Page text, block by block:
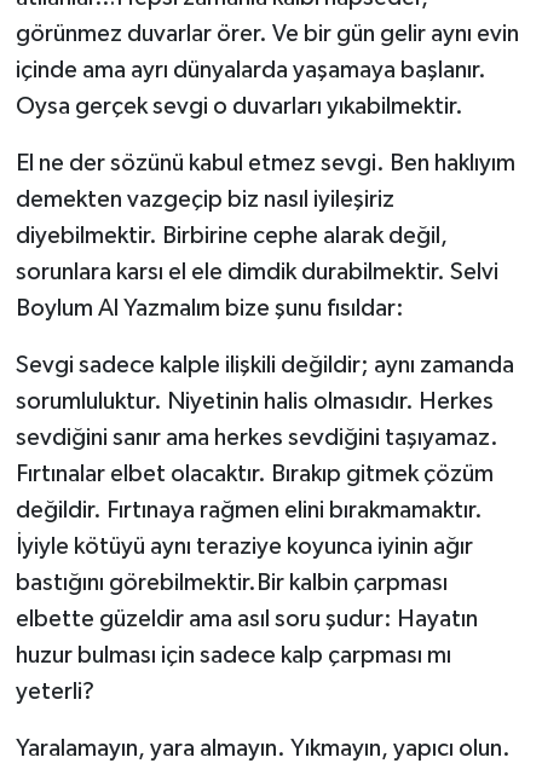
görünmez duvarlar örer. Ve bir gün gelir aynı evin
içinde ama ayrı dünyalarda yaşamaya başlanır.
Oysa gerçek sevgi o duvarları yıkabilmektir.
El ne der sözünü kabul etmez sevgi. Ben haklıyım
demekten vazgeçip biz nasıl iyileşiriz
diyebilmektir. Birbirine cephe alarak değil,
sorunlara karsı el ele dimdik durabilmektir. Selvi
Boylum Al Yazmalım bize şunu fısıldar:
Sevgi sadece kalple ilişkili değildir; aynı zamanda
sorumluluktur. Niyetinin halis olmasıdır. Herkes
sevdiğini sanır ama herkes sevdiğini taşıyamaz.
Fırtınalar elbet olacaktır. Bırakıp gitmek çözüm
değildir. Fırtınaya rağmen elini bırakmamaktır.
İyiyle kötüyü aynı teraziye koyunca iyinin ağır
bastığını görebilmektir.Bir kalbin çarpması
elbette güzeldir ama asıl soru şudur: Hayatın
huzur bulması için sadece kalp çarpması mı
yeterli?
Yaralamayın, yara almayın. Yıkmayın, yapıcı olun.